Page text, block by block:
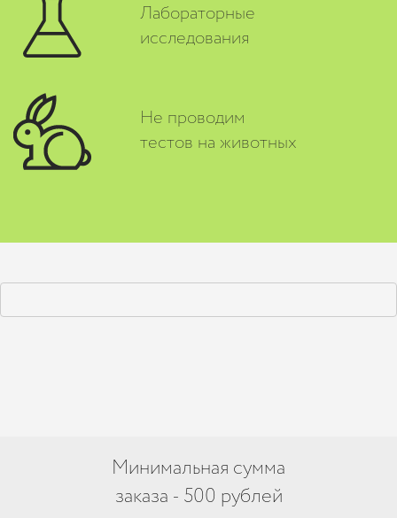
Лабораторные
исследования
Не проводим
тестов на животных
Минимальная сумма
заказа - 500 рублей